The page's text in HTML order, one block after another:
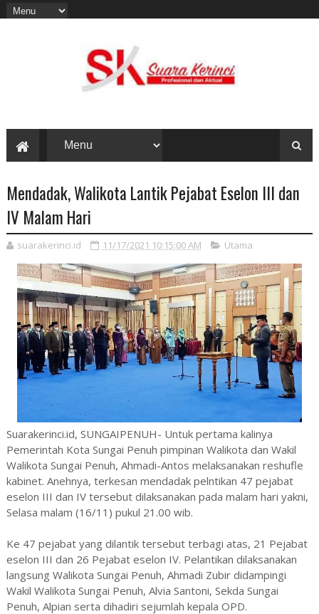
Mendadak, Walikota Lantik Pejabat Eselon III dan
IV Malam Hari
suarakerinci.id 11/17/2021 10:15:00 AM Utama
Suarakerinci.id, SUNGAIPENUH- Untuk pertama kalinya
Pemerintah Kota Sungai Penuh pimpinan Walikota dan Wakil
Walikota Sungai Penuh, Ahmadi-Antos melaksanakan reshufle
kabinet. Anehnya, terkesan mendadak pelntikan 47 pejabat
eselon III dan IV tersebut dilaksanakan pada malam hari yakni,
Selasa malam (16/11) pukul 21.00 wib.
Ke 47 pejabat yang dilantik tersebut terbagi atas, 21 Pejabat
eselon III dan 26 Pejabat eselon IV. Pelantikan dilaksanakan
langsung Walikota Sungai Penuh, Ahmadi Zubir didampingi
Wakil Walikota Sungai Penuh, Alvia Santoni, Sekda Sungai
Penuh, Alpian serta dihadiri sejumlah kepala OPD.